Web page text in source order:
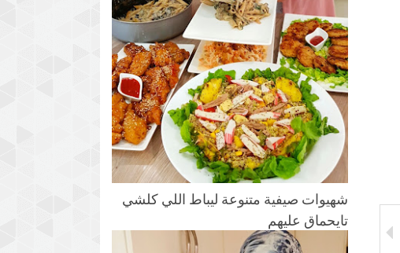
شهيوات صيفية متنوعة ليباط اللي كلشي
تايحماق عليهم